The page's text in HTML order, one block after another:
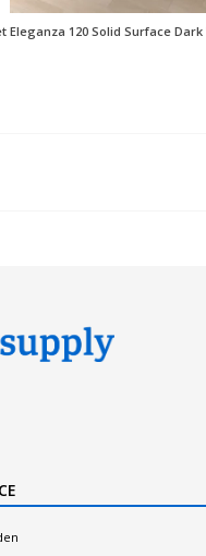
Eleganza 120 Solid Surface